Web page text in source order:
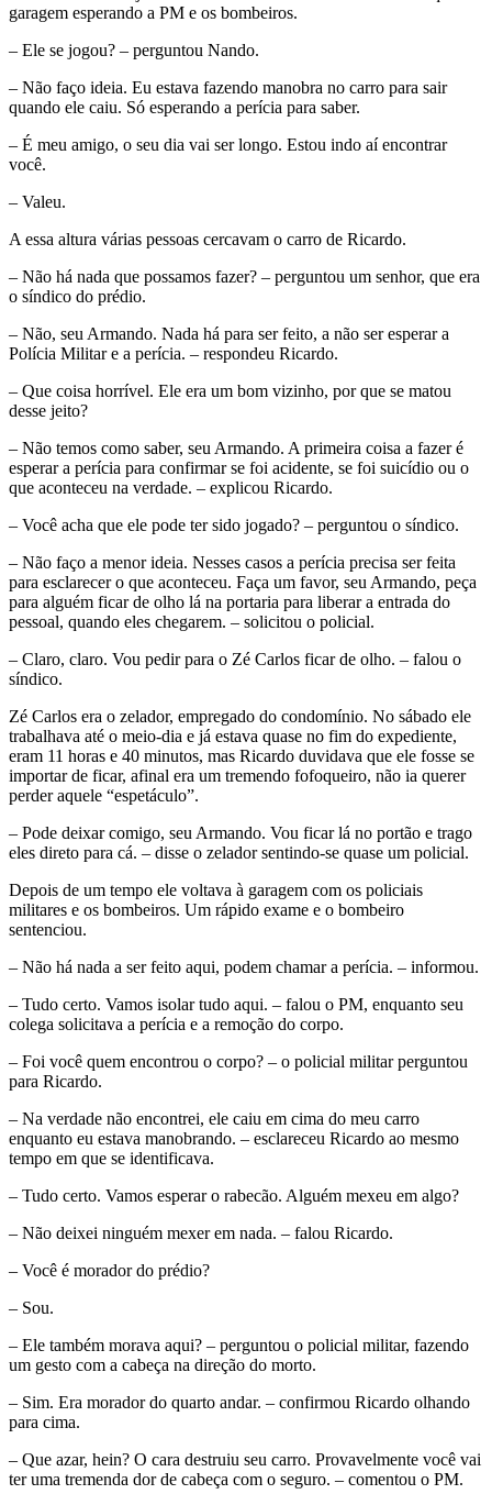
garagem esperando a PM e os bombeiros.
– Ele se jogou? – perguntou Nando.
– Não faço ideia. Eu estava fazendo manobra no carro para sair
quando ele caiu. Só esperando a perícia para saber.
– É meu amigo, o seu dia vai ser longo. Estou indo aí encontrar
você.
– Valeu.
A essa altura várias pessoas cercavam o carro de Ricardo.
– Não há nada que possamos fazer? – perguntou um senhor, que era
o síndico do prédio.
– Não, seu Armando. Nada há para ser feito, a não ser esperar a
Polícia Militar e a perícia. – respondeu Ricardo.
– Que coisa horrível. Ele era um bom vizinho, por que se matou
desse jeito?
– Não temos como saber, seu Armando. A primeira coisa a fazer é
esperar a perícia para confirmar se foi acidente, se foi suicídio ou o
que aconteceu na verdade. – explicou Ricardo.
– Você acha que ele pode ter sido jogado? – perguntou o síndico.
– Não faço a menor ideia. Nesses casos a perícia precisa ser feita
para esclarecer o que aconteceu. Faça um favor, seu Armando, peça
para alguém ficar de olho lá na portaria para liberar a entrada do
pessoal, quando eles chegarem. – solicitou o policial.
– Claro, claro. Vou pedir para o Zé Carlos ficar de olho. – falou o
síndico.
Zé Carlos era o zelador, empregado do condomínio. No sábado ele
trabalhava até o meio-dia e já estava quase no fim do expediente,
eram 11 horas e 40 minutos, mas Ricardo duvidava que ele fosse se
importar de ficar, afinal era um tremendo fofoqueiro, não ia querer
perder aquele “espetáculo”.
– Pode deixar comigo, seu Armando. Vou ficar lá no portão e trago
eles direto para cá. – disse o zelador sentindo-se quase um policial.
Depois de um tempo ele voltava à garagem com os policiais
militares e os bombeiros. Um rápido exame e o bombeiro
sentenciou.
– Não há nada a ser feito aqui, podem chamar a perícia. – informou.
– Tudo certo. Vamos isolar tudo aqui. – falou o PM, enquanto seu
colega solicitava a perícia e a remoção do corpo.
– Foi você quem encontrou o corpo? – o policial militar perguntou
para Ricardo.
– Na verdade não encontrei, ele caiu em cima do meu carro
enquanto eu estava manobrando. – esclareceu Ricardo ao mesmo
tempo em que se identificava.
– Tudo certo. Vamos esperar o rabecão. Alguém mexeu em algo?
– Não deixei ninguém mexer em nada. – falou Ricardo.
– Você é morador do prédio?
– Sou.
– Ele também morava aqui? – perguntou o policial militar, fazendo
um gesto com a cabeça na direção do morto.
– Sim. Era morador do quarto andar. – confirmou Ricardo olhando
para cima.
– Que azar, hein? O cara destruiu seu carro. Provavelmente você vai
ter uma tremenda dor de cabeça com o seguro. – comentou o PM.